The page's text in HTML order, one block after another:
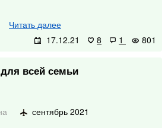
Читать далее
17.12.21
8 1 801
всей семьи
сентябрь 2021